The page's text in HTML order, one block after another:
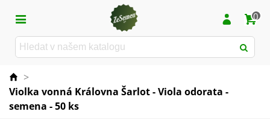
0
>
Violka vonná Královna Šarlot - Viola odorata -
semena - 50 ks